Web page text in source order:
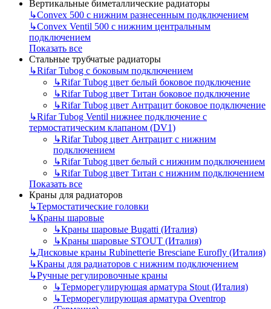
Вертикальные биметаллические радиаторы
↳Convex 500 с нижним разнесенным подключением
↳Convex Ventil 500 с нижним центральным
подключением
Показать все
Стальные трубчатые радиаторы
↳Rifar Tubog с боковым подключением
↳Rifar Tubog цвет белый боковое подключение
↳Rifar Tubog цвет Титан боковое подключение
↳Rifar Tubog цвет Антрацит боковое подключение
↳Rifar Tubog Ventil нижнее подключение с
термостатическим клапаном (DV1)
↳Rifar Tubog цвет Антрацит с нижним
подключением
↳Rifar Tubog цвет белый с нижним подключением
↳Rifar Tubog цвет Титан с нижним подключением
Показать все
Краны для радиаторов
↳Термостатические головки
↳Краны шаровые
↳Краны шаровые Bugatti (Италия)
↳Краны шаровые STOUT (Италия)
↳Дисковые краны Rubinetterie Bresciane Eurofly (Италия)
↳Краны для радиаторов с нижним подключением
↳Ручные регулировочные краны
↳Терморегулирующая арматура Stout (Италия)
↳Терморегулирующая арматура Oventrop